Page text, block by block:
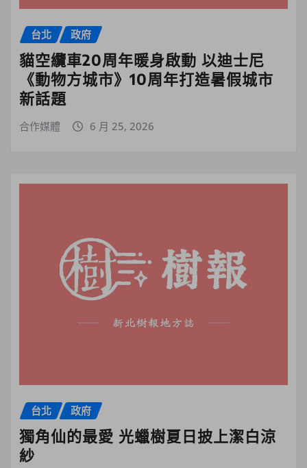
台北 政府
貓空纜車20周年暖身啟動 以迪士尼
《動物方城市》10周年打造暑假城市
新話題
合作媒體 6 月 25, 2026
台北 政府
獨角仙的最愛 光蠟樹夏日披上潔白涼
紗